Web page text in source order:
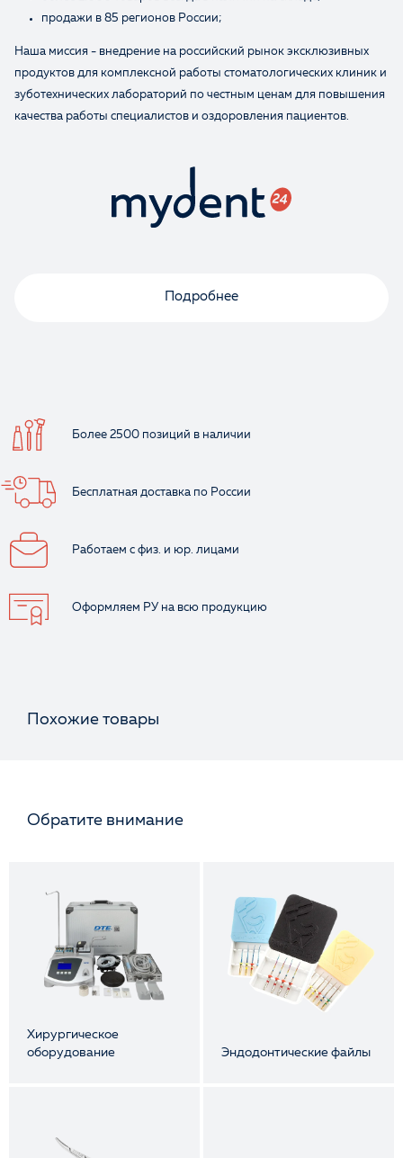
продажи в 85 регионов России;
Наша миссия - внедрение на российский рынок эксклюзивных
продуктов для комплексной работы стоматологических клиник и
зуботехнических лабораторий по честным ценам для повышения
качества работы специалистов и оздоровления пациентов.
Подробнее
Более 2500 позиций в наличии
Бесплатная доставка по России
Работаем с физ. и юр. лицами
Оформляем РУ на всю продукцию
Похожие товары
Обратите внимание
Хирургическое
оборудование
Эндодонтические файлы